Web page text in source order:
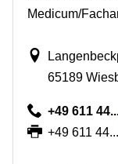
Medicum/
65189
+49 611
+49 611 44...